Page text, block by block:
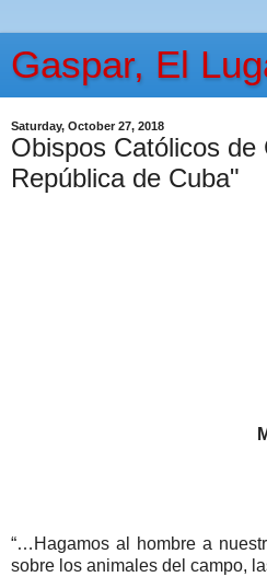
Gaspar, El
Saturday, October 27, 2018
Obispos Católicos
República de Cuba"
“…Hagamos al hombre a
sobre los animales del campo,